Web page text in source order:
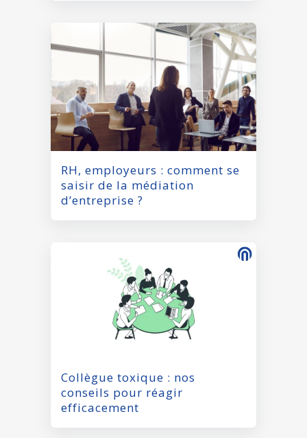
RH, employeurs : comment se
saisir de la médiation
d’entreprise ?
Collègue toxique : nos
conseils pour réagir
efficacement